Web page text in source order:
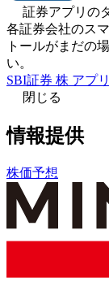
証券アプリの
各証券会社のス
トールがまだの
い。
SBI証券 株 アプリ
閉じる
情報提供
株価予想